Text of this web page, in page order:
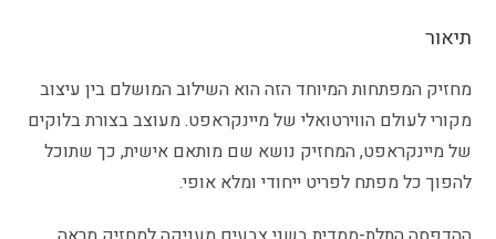
תיאור
מחזיק המפתחות המיוחד הזה הוא השילוב המושלם בין עיצוב
מקורי לעולם הווירטואלי של מיינקראפט. מעוצב בצורת בלוקים
של מיינקראפט, המחזיק נושא שם מותאם אישית, כך שתוכל
להפוך כל מפתח לפריט ייחודי ומלא אופי.